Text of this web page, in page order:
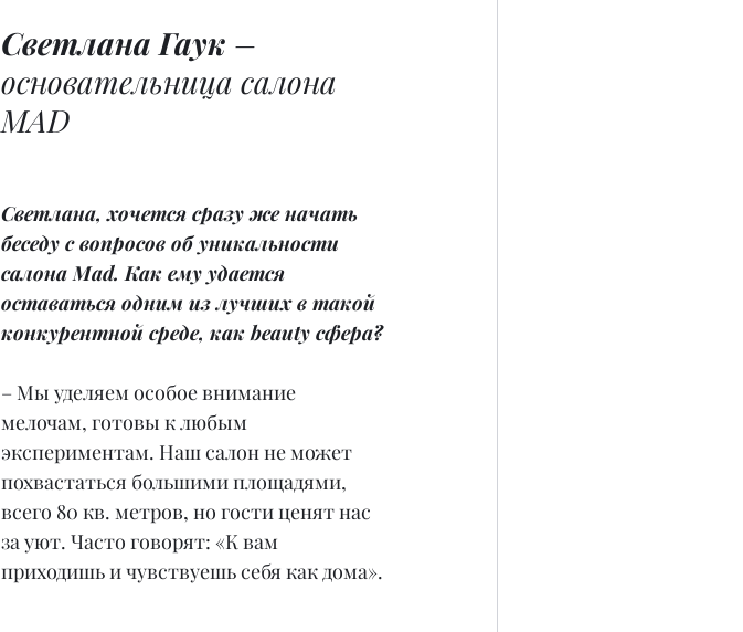
Светлана Гаук –
основательница салона
MAD
Светлана, хочется сразу же начать
беседу с вопросов об уникальности
салона Mad. Как ему удается
оставаться одним из лучших в такой
конкурентной среде, как beauty сфера?
– Мы уделяем особое внимание
мелочам, готовы к любым
экспериментам. Наш салон не может
похвастаться большими площадями,
всего 80 кв. метров, но гости ценят нас
за уют. Часто говорят: «К вам
приходишь и чувствуешь себя как дома».